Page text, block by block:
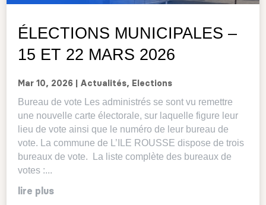
ÉLECTIONS MUNICIPALES –
15 ET 22 MARS 2026
Mar 10, 2026 Actualités, Elections
Bureau de vote Les administrés se sont vu remettre
une nouvelle carte électorale, sur laquelle figure leur
lieu de vote ainsi que le numéro de leur bureau de
vote. La commune de L’ILE ROUSSE dispose de trois
bureaux de vote. La liste complète des bureaux de
votes :...
lire plus